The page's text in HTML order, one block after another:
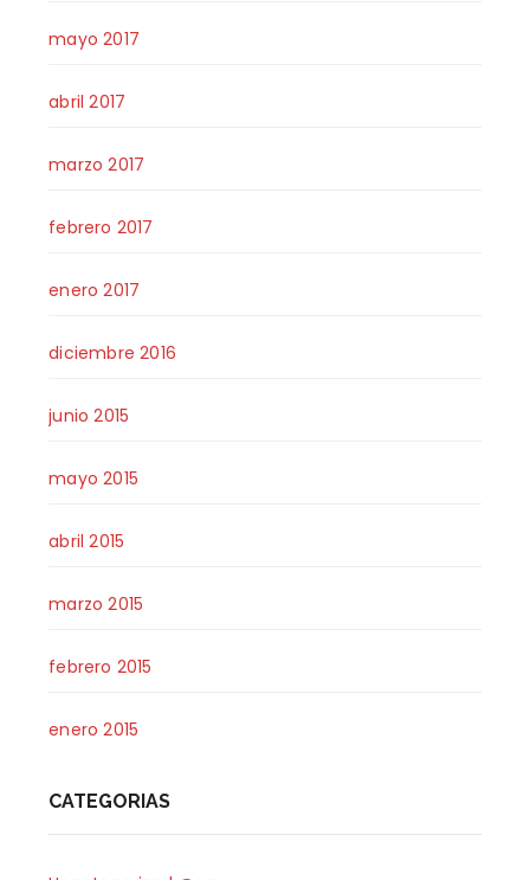
mayo 2017
abril 2017
marzo 2017
febrero 2017
enero 2017
diciembre 2016
junio 2015
mayo 2015
abril 2015
marzo 2015
febrero 2015
enero 2015
CATEGORIAS